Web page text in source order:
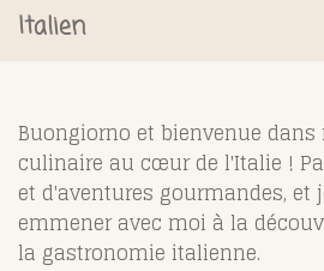
Italien
Buongiorno et bienvenue dans
culinaire au cœur de l'Italie !
et d'aventures gourmandes, et
emmener avec moi à la
la gastronomie italienne.